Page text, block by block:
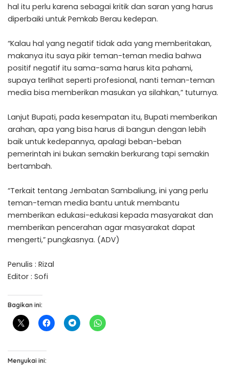
hal itu perlu karena sebagai kritik dan saran yang harus
diperbaiki untuk Pemkab Berau kedepan.
“Kalau hal yang negatif tidak ada yang memberitakan,
makanya itu saya pikir teman-teman media bahwa
positif negatif itu sama-sama harus kita pahami,
supaya terlihat seperti profesional, nanti teman-teman
media bisa memberikan masukan ya silahkan,” tuturnya.
Lanjut Bupati, pada kesempatan itu, Bupati memberikan
arahan, apa yang bisa harus di bangun dengan lebih
baik untuk kedepannya, apalagi beban-beban
pemerintah ini bukan semakin berkurang tapi semakin
bertambah.
“Terkait tentang Jembatan Sambaliung, ini yang perlu
teman-teman media bantu untuk membantu
memberikan edukasi-edukasi kepada masyarakat dan
memberikan pencerahan agar masyarakat dapat
mengerti,” pungkasnya. (ADV)
Penulis : Rizal
Editor : Sofi
Bagikan ini:
Menyukai ini: